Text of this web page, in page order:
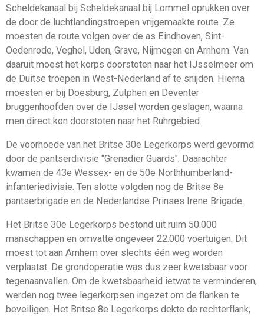
Scheldekanaal bij Scheldekanaal bij Lommel oprukken over
de door de luchtlandingstroepen vrijgemaakte route. Ze
moesten de route volgen over de as Eindhoven, Sint-
Oedenrode, Veghel, Uden, Grave, Nijmegen en Arnhem. Van
daaruit moest het korps doorstoten naar het IJsselmeer om
de Duitse troepen in West-Nederland af te snijden. Hierna
moesten er bij Doesburg, Zutphen en Deventer
bruggenhoofden over de IJssel worden geslagen, waarna
men direct kon doorstoten naar het Ruhrgebied.
De voorhoede van het Britse 30e Legerkorps werd gevormd
door de pantserdivisie "Grenadier Guards". Daarachter
kwamen de 43e Wessex- en de 50e Northhumberland-
infanteriedivisie. Ten slotte volgden nog de Britse 8e
pantserbrigade en de Nederlandse Prinses Irene Brigade.
Het Britse 30e Legerkorps bestond uit ruim 50.000
manschappen en omvatte ongeveer 22.000 voertuigen. Dit
moest tot aan Arnhem over slechts één weg worden
verplaatst. De grondoperatie was dus zeer kwetsbaar voor
tegenaanvallen. Om de kwetsbaarheid ietwat te verminderen,
werden nog twee legerkorpsen ingezet om de flanken te
beveiligen. Het Britse 8e Legerkorps dekte de rechterflank,